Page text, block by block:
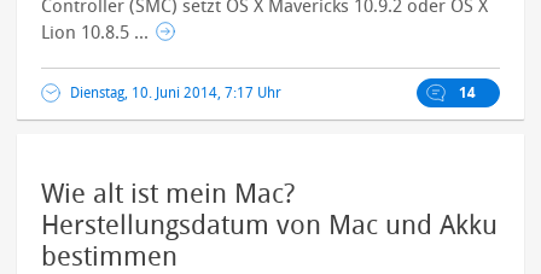
Controller (SMC) setzt OS X Mavericks 10.9.2 oder OS X
Lion 10.8.5 ...
Dienstag, 10. Juni 2014, 7:17 Uhr 14
Wie alt ist mein Mac?
Herstellungsdatum von Mac und Akku
bestimmen